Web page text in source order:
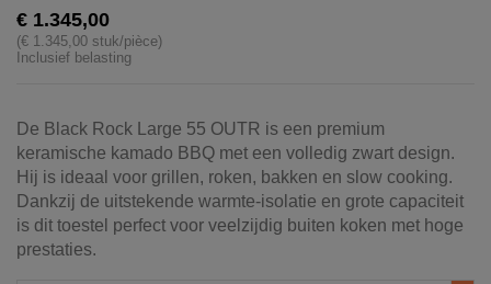
€ 1.345,00
(€ 1.345,00 stuk/pièce)
Inclusief belasting
De Black Rock Large 55 OUTR is een premium
keramische kamado BBQ met een volledig zwart design.
Hij is ideaal voor grillen, roken, bakken en slow cooking.
Dankzij de uitstekende warmte-isolatie en grote capaciteit
is dit toestel perfect voor veelzijdig buiten koken met hoge
prestaties.